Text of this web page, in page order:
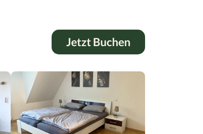
Jetzt Buchen